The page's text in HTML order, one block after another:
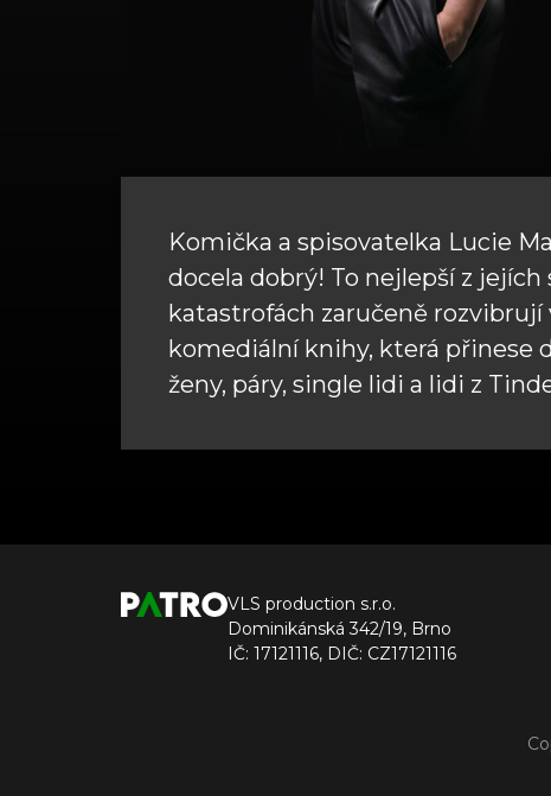
Komička a spisovatelka Lucie
docela dobrý! To nejlepší z
katastrofách zaručeně
komediální knihy, která přinese
ženy, páry, single lidi a lidi z
VLS production s.r.o.
Dominikánská 342/19, Brno
IČ: 17121116, DIČ: CZ17121116